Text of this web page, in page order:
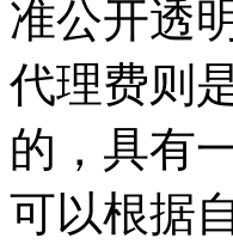
准公开透
代理费则
的，具有
可以根据